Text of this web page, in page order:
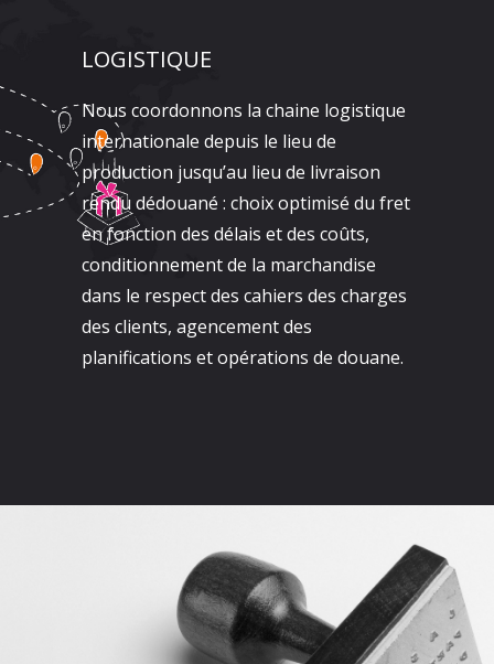
LOGISTIQUE
Nous coordonnons la chaine logistique
internationale depuis le lieu de
production jusqu’au lieu de livraison
rendu dédouané : choix optimisé du fret
en fonction des délais et des coûts,
conditionnement de la marchandise
dans le respect des cahiers des charges
des clients, agencement des
planifications et opérations de douane.